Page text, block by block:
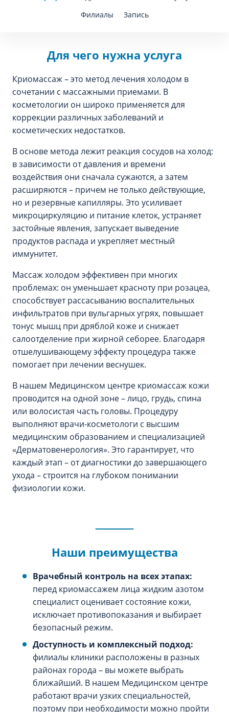
Филиалы
Запись
Для чего нужна услуга
Криомассаж – это метод лечения холодом в
сочетании с массажными приемами. В
косметологии он широко применяется для
коррекции различных заболеваний и
косметических недостатков.
В основе метода лежит реакция сосудов на холод:
в зависимости от давления и времени
воздействия они сначала сужаются, а затем
расширяются – причем не только действующие,
но и резервные капилляры. Это усиливает
микроциркуляцию и питание клеток, устраняет
застойные явления, запускает выведение
продуктов распада и укрепляет местный
иммунитет.
Массаж холодом эффективен при многих
проблемах: он уменьшает красноту при розацеа,
способствует рассасыванию воспалительных
инфильтратов при вульгарных угрях, повышает
тонус мышц при дряблой коже и снижает
салоотделение при жирной себорее. Благодаря
отшелушивающему эффекту процедура также
помогает при лечении веснушек.
В нашем Медицинском центре криомассаж кожи
проводится на одной зоне – лицо, грудь, спина
или волосистая часть головы. Процедуру
выполняют врачи-косметологи с высшим
медицинским образованием и специализацией
«Дерматовенерология». Это гарантирует, что
каждый этап – от диагностики до завершающего
ухода – строится на глубоком понимании
физиологии кожи.
Наши преимущества
Врачебный контроль на всех этапах:
перед криомассажем лица жидким азотом
специалист оценивает состояние кожи,
исключает противопоказания и выбирает
безопасный режим.
Доступность и комплексный подход:
филиалы клиники расположены в разных
районах города – вы можете выбрать
ближайший. В нашем Медицинском центре
работают врачи узких специальностей,
поэтому при необходимости можно пройти